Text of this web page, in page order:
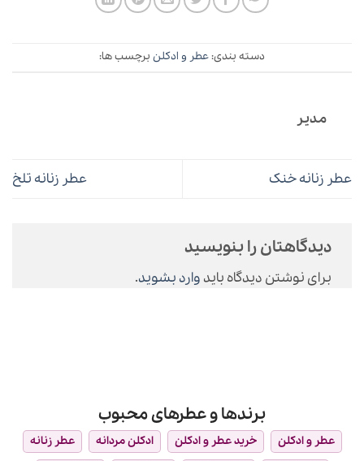
دسته بندی:عطر و ادکلن برچسب ها:
مدیر
عطر زنانه خنک عطر زنانه تلخ
دیدگاهتان را بنویسید
برای نوشتن دیدگاه باید وارد بشوید.
برندها و عطرهای محبوب
عطر و ادکلن خرید عطر و ادکلن ادکلن مردانه
عطر زنانه